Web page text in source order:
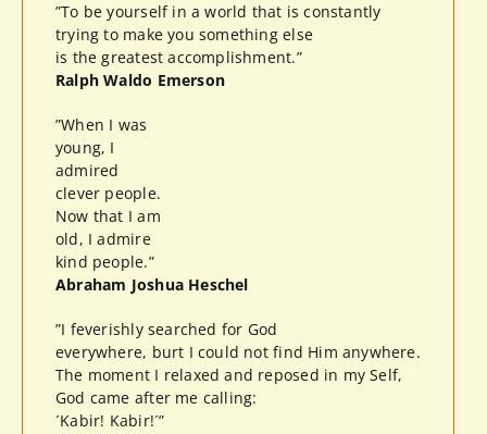
”To be yourself in a world that is constantly
trying to make you something else
is the greatest accomplishment.”
Ralph Waldo Emerson
”When I was
young, I
admired
clever people.
Now that I am
old, I admire
kind people.”
Abraham Joshua Heschel
”I feverishly searched for God
everywhere, burt I could not find Him anywhere.
The moment I relaxed and reposed in my Self,
God came after me calling:
´Kabir! Kabir!´”